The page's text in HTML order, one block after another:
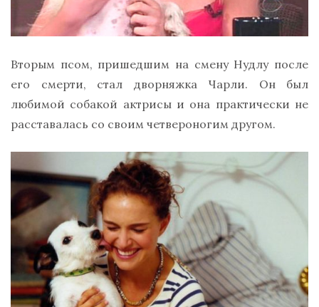
Вторым псом, пришедшим на смену Нудлу после
его смерти, стал дворняжка Чарли. Он был
любимой собакой актрисы и она практически не
расставалась со своим четвероногим другом.